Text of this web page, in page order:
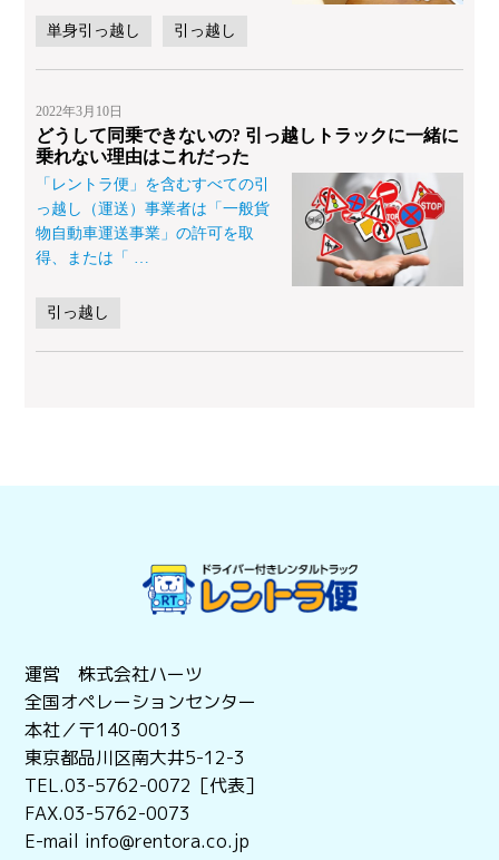
単身引っ越し 引っ越し
2022年3月10日
どうして同乗できないの? 引っ越しトラックに一緒に
乗れない理由はこれだった
「レントラ便」を含むすべての引
っ越し（運送）事業者は「一般貨
物自動車運送事業」の許可を取
得、または「
引っ越し
運営 株式会社ハーツ
全国オペレーションセンター
本社／〒140-0013
東京都品川区南大井5-12-3
TEL.03-5762-0072［代表］
FAX.03-5762-0073
E-mail info@rentora.co.jp